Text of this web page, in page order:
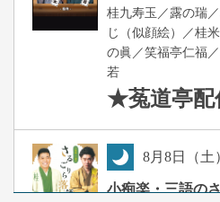
桂九寿玉／露の瑞
じ（似顔絵）／桂
の眞／笑福亭仁福
若
★菟道亭配
8月8日（土
小痴楽・三語の